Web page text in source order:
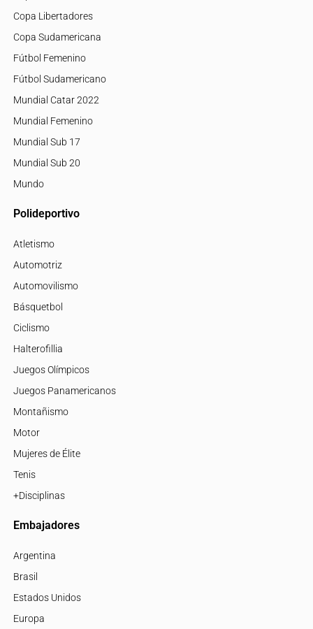
Copa Libertadores
Copa Sudamericana
Fútbol Femenino
Fútbol Sudamericano
Mundial Catar 2022
Mundial Femenino
Mundial Sub 17
Mundial Sub 20
Mundo
Polideportivo
Atletismo
Automotriz
Automovilismo
Básquetbol
Ciclismo
Halterofillia
Juegos Olímpicos
Juegos Panamericanos
Montañismo
Motor
Mujeres de Élite
Tenis
+Disciplinas
Embajadores
Argentina
Brasil
Estados Unidos
Europa